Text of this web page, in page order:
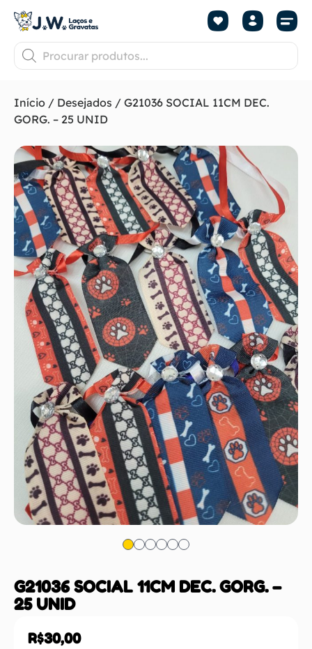
Início / Desejados / G21036 SOCIAL 11CM DEC.
GORG. – 25 UNID
G21036 SOCIAL 11CM DEC. GORG. –
25 UNID
R$30,00